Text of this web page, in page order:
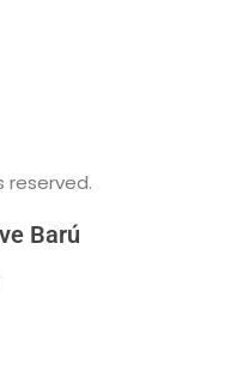
reserved.
Barú